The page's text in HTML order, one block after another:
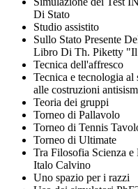
Di Stato
Studio assistito
Sullo Stato Presente
Libro Di Th. Piketty
Tecnica dell'affresco
Tecnica e tecnologia
alle costruzioni
Teoria dei gruppi
Torneo di Pallavolo
Torneo di Tennis
Torneo di Ultimate
Tra Filosofia Scienza e
Italo Calvino
Uno spazio per i razzi